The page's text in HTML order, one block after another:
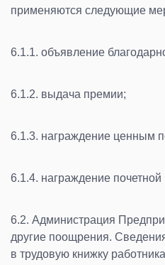
применяются следующие
6.1.1. объявление
6.1.2. выдача премии;
6.1.3. награждение ценным
6.1.4. награждение почетной
6.2. Администрация
другие поощрения.
в трудовую книжку